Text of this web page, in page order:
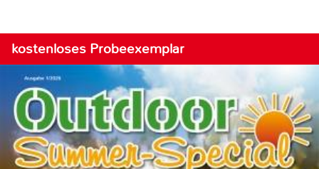
kostenloses Probeexemplar